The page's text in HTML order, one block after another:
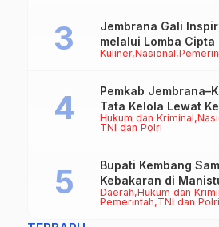
Kuliner Nasional
Jembrana Gali
melalui Lomba
Rasa
Hukum dan Kriminal
TNI dan Polri
Pemkab
Tata Kelola Lewat
Datun
Daerah Hukum dan
Pemerintah TNI dan Polri
Bupati Kembang
Kebakaran di
Disalurkan untuk